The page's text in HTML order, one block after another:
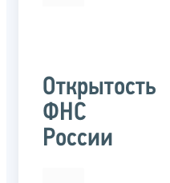
Открытость
ФНС
России